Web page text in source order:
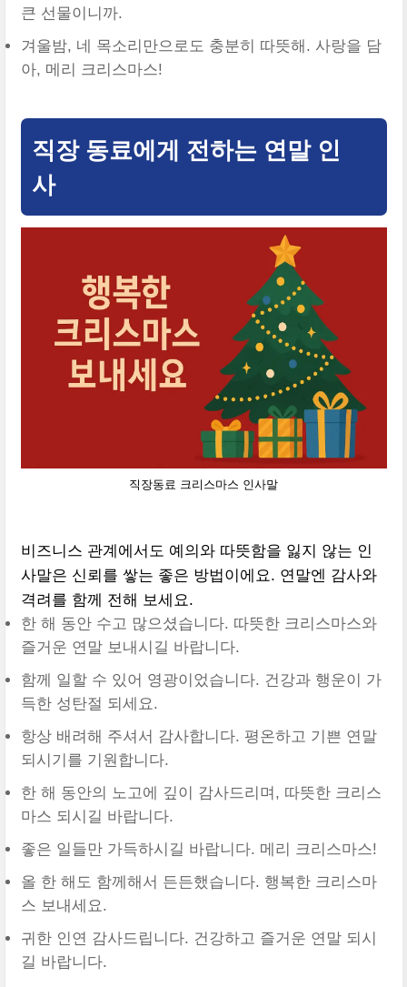
큰 선물이니까.
겨울밤, 네 목소리만으로도 충분히 따뜻해. 사랑을 담
아, 메리 크리스마스!
직장 동료에게 전하는 연말 인
사
직장동료 크리스마스 인사말
비즈니스 관계에서도 예의와 따뜻함을 잃지 않는 인
사말은 신뢰를 쌓는 좋은 방법이에요. 연말엔 감사와
격려를 함께 전해 보세요.
한 해 동안 수고 많으셨습니다. 따뜻한 크리스마스와
즐거운 연말 보내시길 바랍니다.
함께 일할 수 있어 영광이었습니다. 건강과 행운이 가
득한 성탄절 되세요.
항상 배려해 주셔서 감사합니다. 평온하고 기쁜 연말
되시기를 기원합니다.
한 해 동안의 노고에 깊이 감사드리며, 따뜻한 크리스
마스 되시길 바랍니다.
좋은 일들만 가득하시길 바랍니다. 메리 크리스마스!
올 한 해도 함께해서 든든했습니다. 행복한 크리스마
스 보내세요.
귀한 인연 감사드립니다. 건강하고 즐거운 연말 되시
길 바랍니다.